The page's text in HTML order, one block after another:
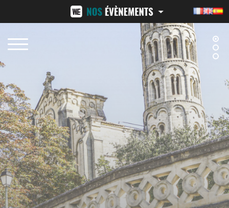
NÎMES URBAN TRAIL
15 FÉVRIER 2026
24H ST-PIERRE
13-14 JUIN 2026
BEZIERS URBAN TRAIL
11 OCTOBRE 2026
LA VENI VICI
7 NOVEMBRE 2026